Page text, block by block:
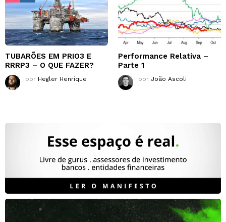
TUBARÕES EM PRIO3 E
RRRP3 – O QUE FAZER?
por Hegler Henrique
Performance Relativa –
Parte 1
por João Ascoli